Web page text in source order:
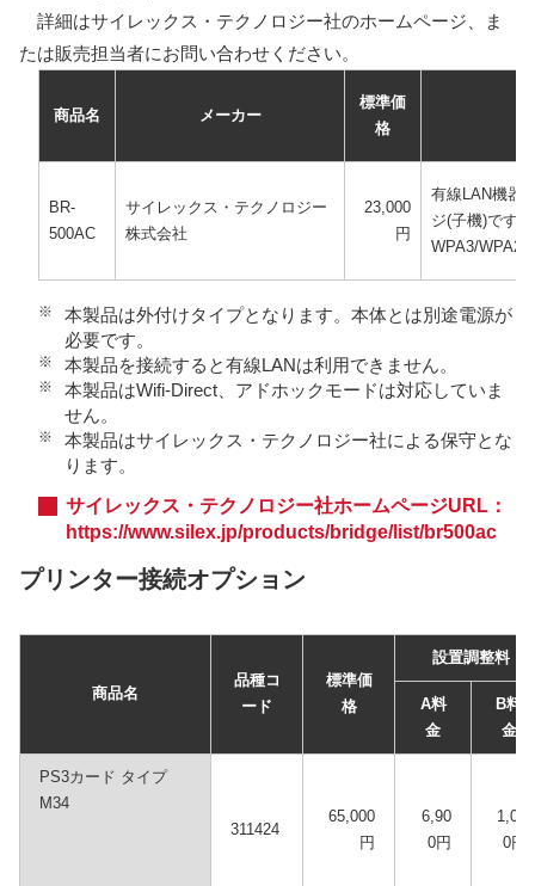
詳細はサイレックス・テクノロジー社のホームページ、ま
たは販売担当者にお問い合わせください。
商品名 メーカー
標準価
格
BR-
500AC
サイレックス・テクノロジー
株式会社
23,000
円
有線LAN機器
ジ(子機)です
WPA3/WPA2
※
本製品は外付けタイプとなります。本体とは別途電源が
必要です。
※ 本製品を接続すると有線LANは利用できません。
※
本製品はWifi-Direct、アドホックモードは対応していま
せん。
※
本製品はサイレックス・テクノロジー社による保守とな
ります。
サイレックス・テクノロジー社ホームページURL：
https://www.silex.jp/products/bridge/list/br500ac
プリンター接続オプション
商品名
品種コ
ード
標準価
格
設置調整料
A料
金
B料
金
PS3カード タイプ
M34
311424
65,000
円
6,90
0円
1,00
0円